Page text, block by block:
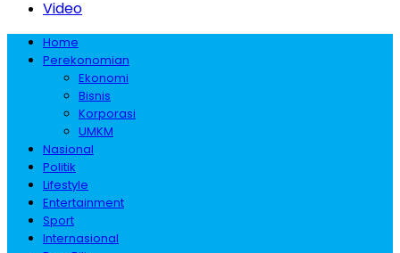
Video
Home
Perekonomian
Ekonomi
Bisnis
Korporasi
UMKM
Nasional
Politik
Lifestyle
Entertainment
Sport
Internasional